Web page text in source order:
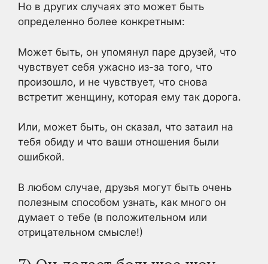
Но в других случаях это может быть
определенно более конкретным:
Может быть, он упомянул паре друзей, что
чувствует себя ужасно из-за того, что
произошло, и не чувствует, что снова
встретит женщину, которая ему так дорога.
Или, может быть, он сказал, что затаил на
тебя обиду и что ваши отношения были
ошибкой.
В любом случае, друзья могут быть очень
полезным способом узнать, как много он
думает о тебе (в положительном или
отрицательном смысле!)